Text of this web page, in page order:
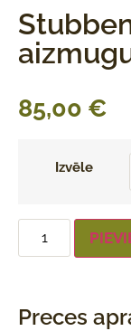
85,00 €
Izvēle
Preces